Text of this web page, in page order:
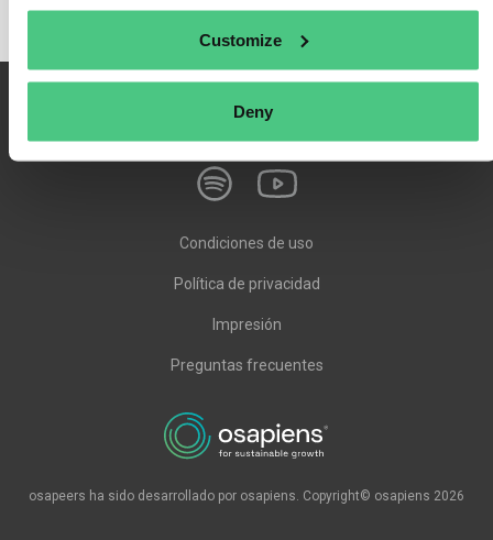
Customize
Deny
Condiciones de uso
Política de privacidad
Impresión
Preguntas frecuentes
osapeers ha sido desarrollado por osapiens. Copyright© osapiens 2026